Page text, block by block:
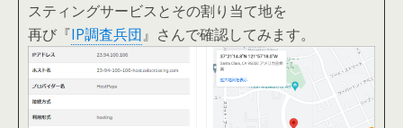
スティングサービスとその割り当て地を
再び『IP調査兵団』さんで確認してみます。